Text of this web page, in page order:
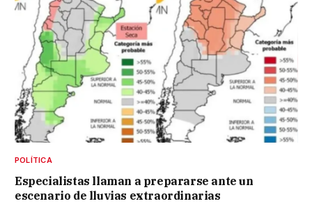
POLÍTICA
Especialistas llaman a prepararse ante un
escenario de lluvias extraordinarias